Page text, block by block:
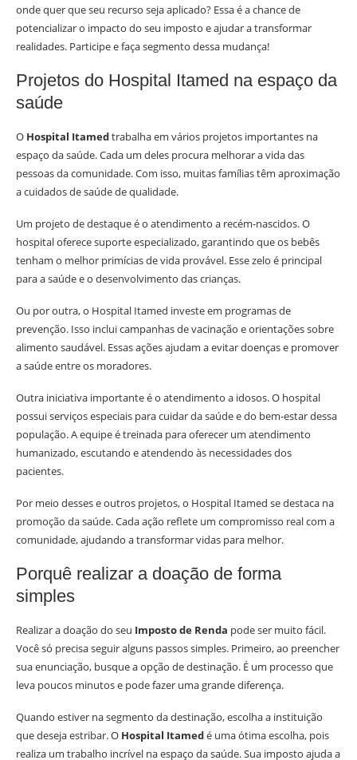
onde quer que seu recurso seja aplicado? Essa é a chance de
potencializar o impacto do seu imposto e ajudar a transformar
realidades. Participe e faça segmento dessa mudança!
Projetos do Hospital Itamed na espaço da
saúde
O Hospital Itamedtrabalha em vários projetos importantes na
espaço da saúde. Cada um deles procura melhorar a vida das
pessoas da comunidade. Com isso, muitas famílias têm aproximação
a cuidados de saúde de qualidade.
Um projeto de destaque é o atendimento a recém-nascidos. O
hospital oferece suporte especializado, garantindo que os bebês
tenham o melhor primícias de vida provável. Esse zelo é principal
para a saúde e o desenvolvimento das crianças.
Ou por outra, o Hospital Itamed investe em programas de
prevenção. Isso inclui campanhas de vacinação e orientações sobre
alimento saudável. Essas ações ajudam a evitar doenças e promover
a saúde entre os moradores.
Outra iniciativa importante é o atendimento a idosos. O hospital
possui serviços especiais para cuidar da saúde e do bem-estar dessa
população. A equipe é treinada para oferecer um atendimento
humanizado, escutando e atendendo às necessidades dos
pacientes.
Por meio desses e outros projetos, o Hospital Itamed se destaca na
promoção da saúde. Cada ação reflete um compromisso real com a
comunidade, ajudando a transformar vidas para melhor.
Porquê realizar a doação de forma
simples
Realizar a doação do seu Imposto de Renda pode ser muito fácil.
Você só precisa seguir alguns passos simples. Primeiro, ao preencher
sua enunciação, busque a opção de destinação. É um processo que
leva poucos minutos e pode fazer uma grande diferença.
Quando estiver na segmento da destinação, escolha a instituição
que deseja estribar. O Hospital Itamedé uma ótima escolha, pois
realiza um trabalho incrível na espaço da saúde. Sua imposto ajuda a